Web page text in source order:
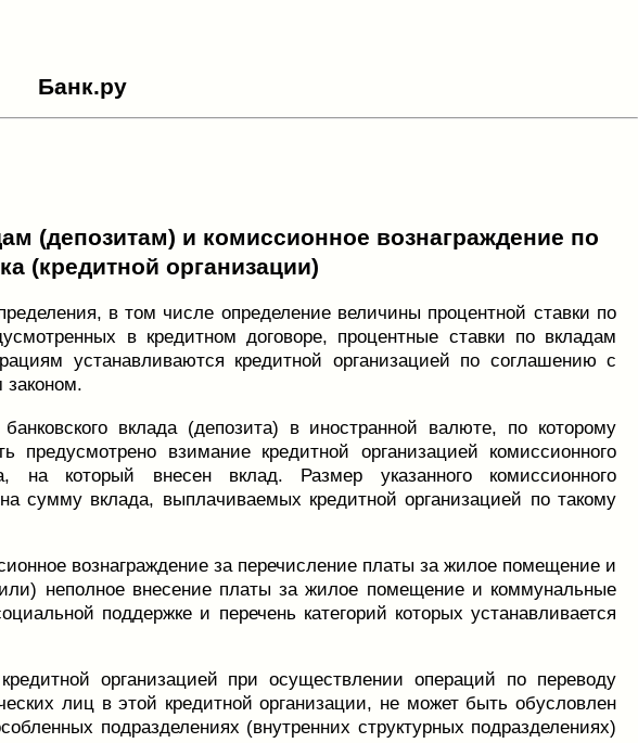
Банк.ру
(депозитам) и комиссионное вознаграждение по
(кредитной организации)
в том числе определение величины процентной ставки по
в кредитном договоре, процентные ставки по вкладам
устанавливаются кредитной организацией по соглашению с
вклада (депозита) в иностранной валюте, по которому
взимание кредитной организацией комиссионного
на который внесен вклад. Размер указанного комиссионного
сумму вклада, выплачиваемых кредитной организацией по такому
вознаграждение за перечисление платы за жилое помещение и
неполное внесение платы за жилое помещение и коммунальные
поддержке и перечень категорий которых устанавливается
организацией при осуществлении операций по переводу
лиц в этой кредитной организации, не может быть обусловлен
подразделениях (внутренних структурных подразделениях)